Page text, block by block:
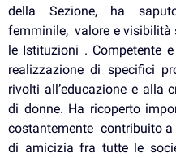
della Sezione, ha
femminile, valore e visibilità
le Istituzioni . Competente
realizzazione di specifici
rivolti all’educazione e alla
di donne. Ha ricoperto
costantemente contribuito
di amicizia fra tutte le